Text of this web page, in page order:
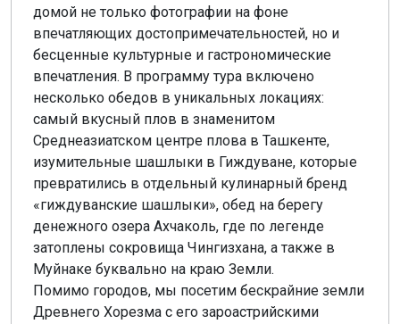
домой не только фотографии на фоне
впечатляющих достопримечательностей, но и
бесценные культурные и гастрономические
впечатления. В программу тура включено
несколько обедов в уникальных локациях:
самый вкусный плов в знаменитом
Среднеазиатском центре плова в Ташкенте,
изумительные шашлыки в Гиждуване, которые
превратились в отдельный кулинарный бренд
«гиждуванские шашлыки», обед на берегу
денежного озера Ахчаколь, где по легенде
затоплены сокровища Чингизхана, а также в
Муйнаке буквально на краю Земли.
Помимо городов, мы посетим бескрайние земли
Древнего Хорезма с его зароастрийскими